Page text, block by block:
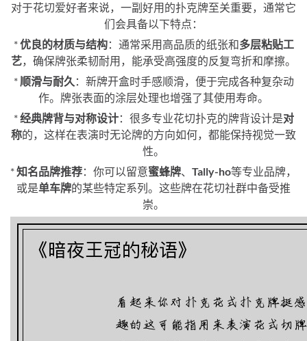
对于花切爱好者来说，一副好用的扑克牌至关重要，通常它
们会具备以下特点：
*优良的材质与结构：通常采用高品质的纸张和多层粘贴工
艺，确保牌张柔韧耐用，能承受高强度的反复弯折和摩擦。
* 顺滑与耐久 ：新牌开盒时手感顺滑，便于完成各种复杂动
作。牌张表面的涂层处理也增强了其使用寿命。
*经典牌背与对称设计：很多专业花切扑克的牌背设计是对
称的，这样在表演时无论牌的方向如何，都能保持视觉一致
性。
*知名品牌推荐：你可以留意蜜蜂牌、 Tally-ho等专业品牌，
或是单车牌的某些特定系列。这些牌在花切社群中备受推
崇。